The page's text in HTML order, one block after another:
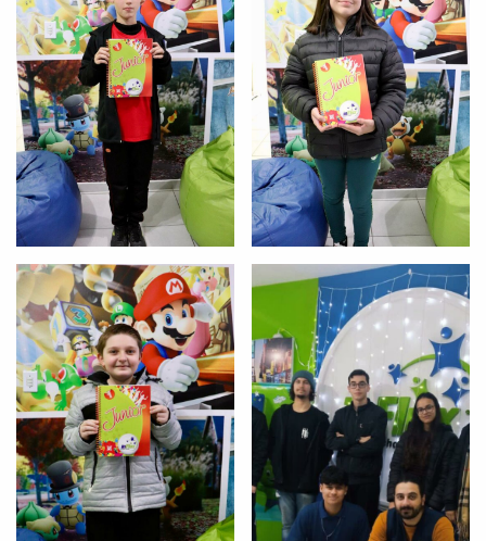
PEÇA UMA DEMONSTRAÇÃO DE MÉTODO
Desculpe!
Não encontramos nenhuma unidade
inFlux nesta cidade ou bairro que
você digitou.